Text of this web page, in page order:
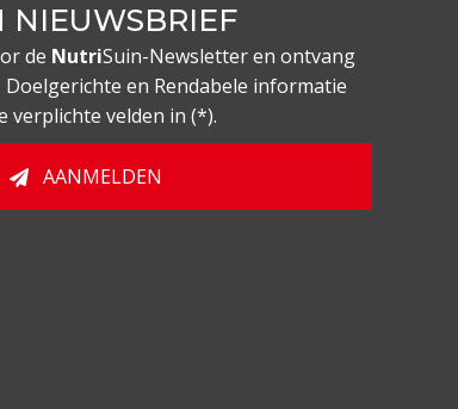
NIEUWSBRIEF
de NutriSuin-Newsletter en ontvang
en Rendabele informatie
verplichte velden in (*).
AANMELDEN